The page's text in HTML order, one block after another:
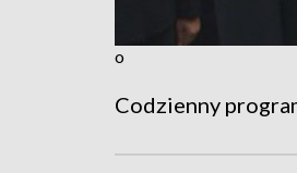
o
Codzienny